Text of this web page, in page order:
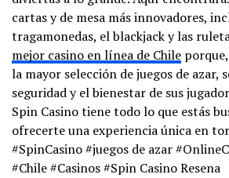
cartas y de mesa más innovadores,
tragamonedas, el blackjack y las
mejor casino en línea de Chile
la mayor selección de juegos de azar,
seguridad y el bienestar de sus
Spin Casino tiene todo lo que estás
ofrecerte una experiencia única en
#SpinCasino #juegos de azar
#Chile #Casinos #Spin Casino Resena